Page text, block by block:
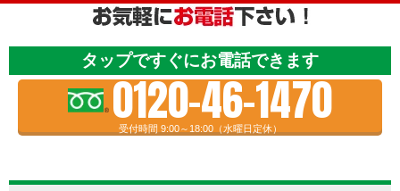
タップですぐにお電話できます
0120-46-1470
受付時間 9:00～18:00（水曜日定休）